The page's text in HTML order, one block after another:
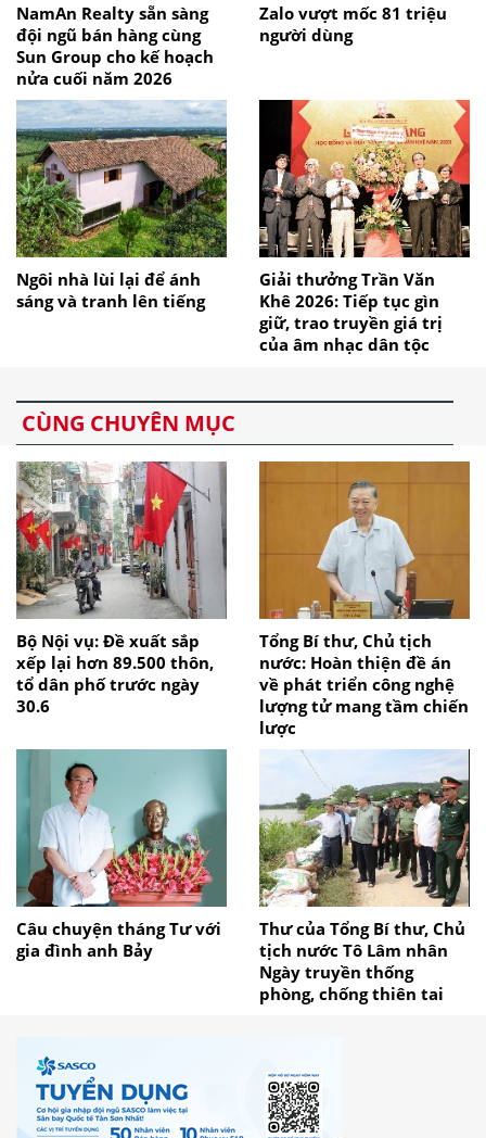
NamAn Realty sẵn sàng
đội ngũ bán hàng cùng
Sun Group cho kế hoạch
nửa cuối năm 2026
Zalo vượt mốc 81 triệu
người dùng
Ngôi nhà lùi lại để ánh
sáng và tranh lên tiếng
Giải thưởng Trần Văn
Khê 2026: Tiếp tục gìn
giữ, trao truyền giá trị
của âm nhạc dân tộc
CÙNG CHUYÊN MỤC
Bộ Nội vụ: Đề xuất sắp
xếp lại hơn 89.500 thôn,
tổ dân phố trước ngày
30.6
Tổng Bí thư, Chủ tịch
nước: Hoàn thiện đề án
về phát triển công nghệ
lượng tử mang tầm chiến
lược
Câu chuyện tháng Tư với
gia đình anh Bảy
Thư của Tổng Bí thư, Chủ
tịch nước Tô Lâm nhân
Ngày truyền thống
phòng, chống thiên tai